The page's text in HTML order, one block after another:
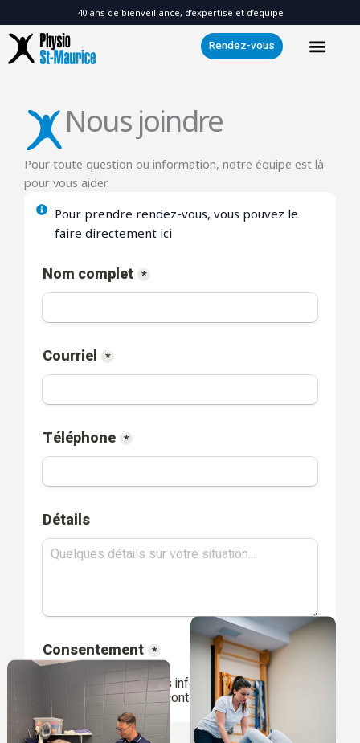
to
content
40 ans de bienveillance, d’expertise et d’équipe
Rendez-vous
Nous joindre
Pour toute question ou information, notre équipe est là
pour vous aider.
Pour prendre rendez-vous, vous pouvez le
faire directement ici